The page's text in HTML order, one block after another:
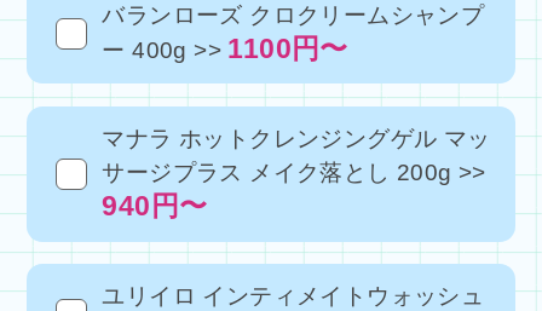
バランローズ クロクリームシャンプ
ー 400g >> 1100円〜
マナラ ホットクレンジングゲル マッ
サージプラス メイク落とし 200g >>
940円〜
ユリイロ インティメイトウォッシュ